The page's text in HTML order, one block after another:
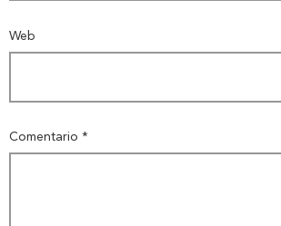
Comentario *
Web